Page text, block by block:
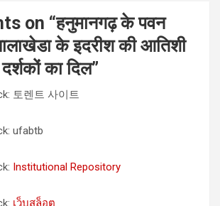
on “हनुमानगढ़ के पवन
के इदरीश की आतिशी
दर्शकों का दिल”
토렌트 사이트
ufabtb
Institutional Repository
เว็บสล็อต